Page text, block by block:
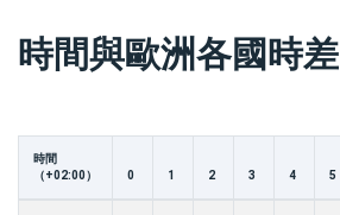
時間與歐洲各國時差
時間
（+02:00）
0 1 2 3 4 5